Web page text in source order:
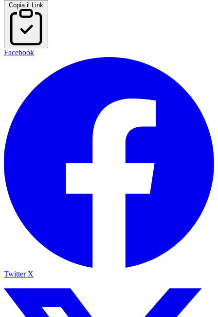
Copia il Link
Facebook
Twitter X